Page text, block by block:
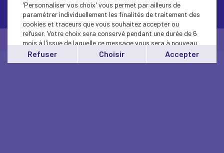
Contactez-nous
© Medef Hauts-de-Seine 2026 - Mentions légales
'Personnaliser vos choix' vous permet par ailleurs de
paramétrer individuellement les finalités de traitement des
cookies et traceurs que vous souhaitez accepter ou
refuser. Votre choix sera conservé pendant une durée de 6
mois à l'issue de laquelle ce message vous sera à nouveau
affiché..
Vous pouvez modifier votre choix à tout moment en
Refuser Choisir Accepter